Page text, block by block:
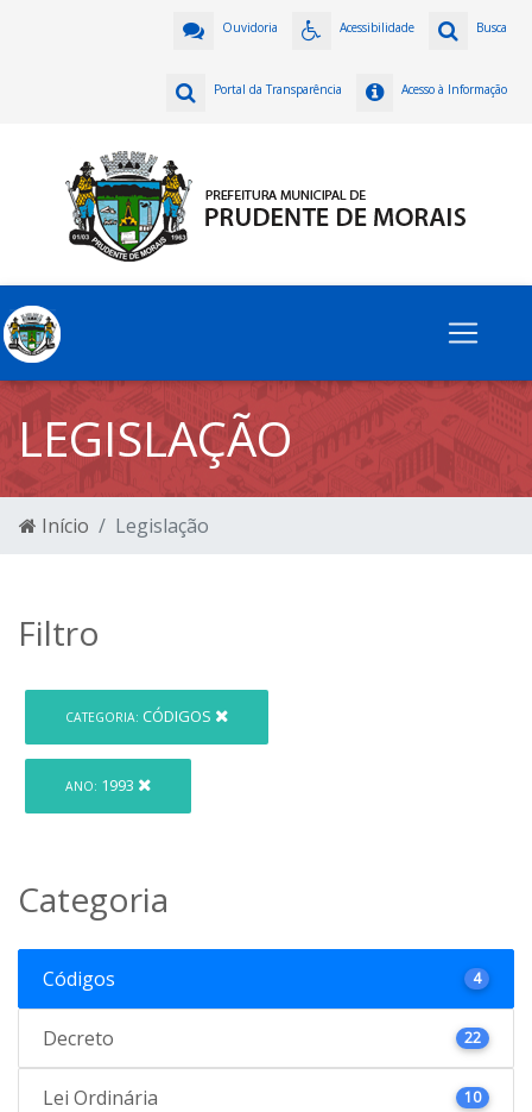
Busca
Acessibilidade
Ouvidoria
Acesso à Informação
Portal da Transparência
LEGISLAÇÃO
Início Legislação
Filtro
CATEGORIA: CÓDIGOS
ANO: 1993
Categoria
Códigos 4
Decreto 22
Lei Ordinária 10